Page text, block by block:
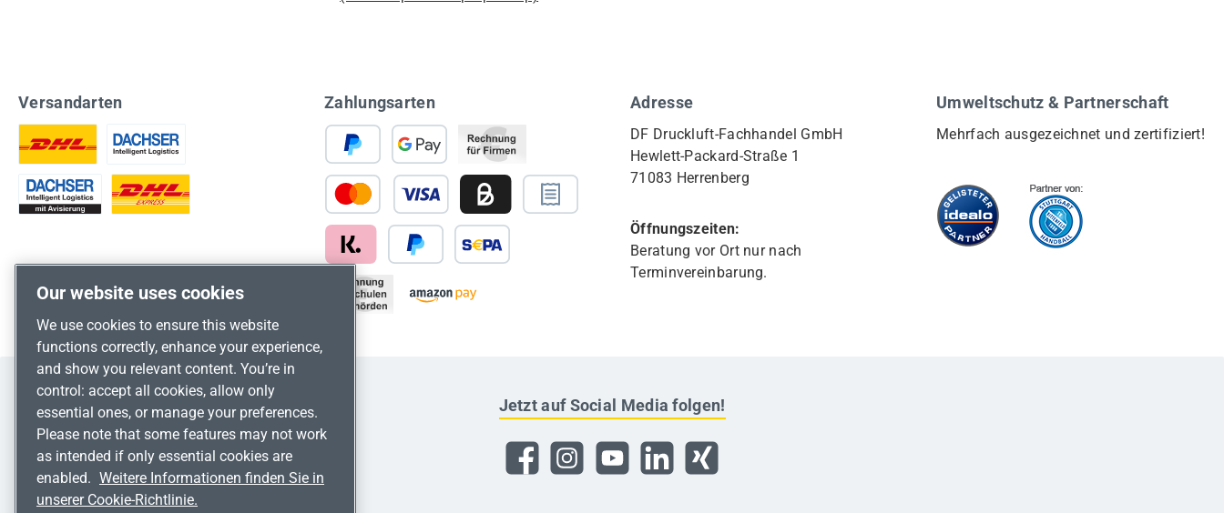
Versandarten Zahlungsarten Adresse
DF Druckluft-Fachhandel GmbH
Hewlett-Packard-Straße 1
71083 Herrenberg
Öffnungszeiten:
Beratung vor Ort nur nach
Terminvereinbarung.
Umweltschutz & Partnerschaft
Mehrfach ausgezeichnet und zertifiziert!
Jetzt auf Social Media folgen!
FacebookInstagramYouTubeLinkedInXing
Our website uses cookies
We use cookies to ensure this website
functions correctly, enhance your experience,
and show you relevant content. You’re in
control: accept all cookies, allow only
essential ones, or manage your preferences.
Please note that some features may not work
as intended if only essential cookies are
enabled. Weitere Informationen finden Sie in
unserer Cookie-Richtlinie.